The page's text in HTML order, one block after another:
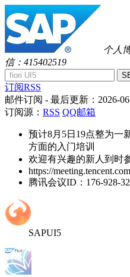
个人
信：415402519
订阅RSS
邮件订阅 - 最后更新： 2026-
订阅源： RSS QQ邮箱
预计8月5日19点整为一
方面的入门培训
欢迎有兴趣的新人到时
https://
腾讯会议ID：176-928-
SAPUI5